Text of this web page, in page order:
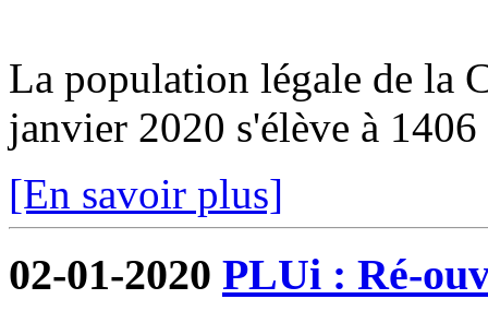
La population légale de la
janvier 2020 s'élève à
[En savoir plus]
02-01-2020 PLUi : Ré-